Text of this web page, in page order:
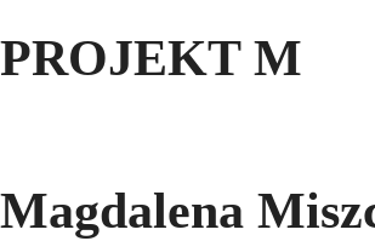
PROJEKT M
Magdalena